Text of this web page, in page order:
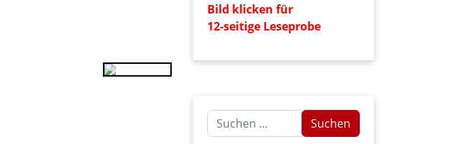
Bild klicken für
12-seitige Leseprobe
Suchen
...
Suchen